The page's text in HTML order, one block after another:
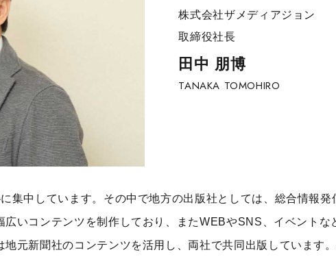
株式会社ザメディアジョン
取締役社長
田中 朋博
TANAKA TOMOHIRO
集中しています。その中で地方の出版社としては、総合情報発
いコンテンツを制作しており、またWEBやSNS、イベントな
元新聞社のコンテンツを活用し、両社で共同出版しています